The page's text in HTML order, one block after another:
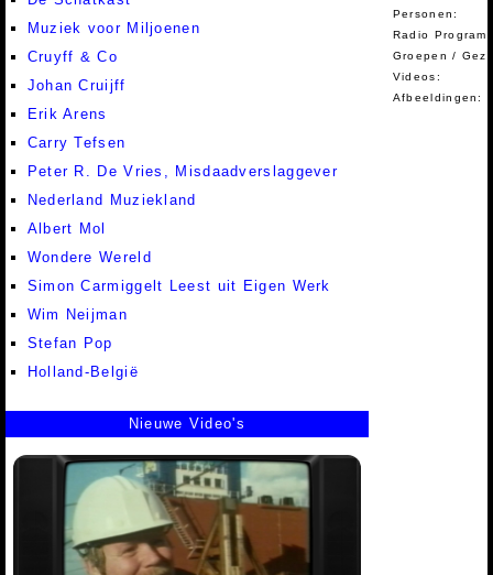
Muziek voor Miljoenen
Cruyff & Co
Johan Cruijff
Erik Arens
Carry Tefsen
Peter R. De Vries, Misdaadverslaggever
Nederland Muziekland
Albert Mol
Wondere Wereld
Simon Carmiggelt Leest uit Eigen Werk
Wim Neijman
Stefan Pop
Holland-België
Personen:
Radio
Groepen /
Videos:
Afbeeldingen:
Nieuwe Video's